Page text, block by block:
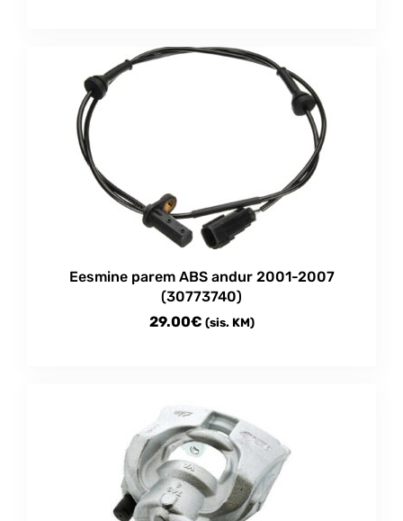
Eesmine parem ABS andur 2001-2007
(30773740)
29.00€ (sis. KM)